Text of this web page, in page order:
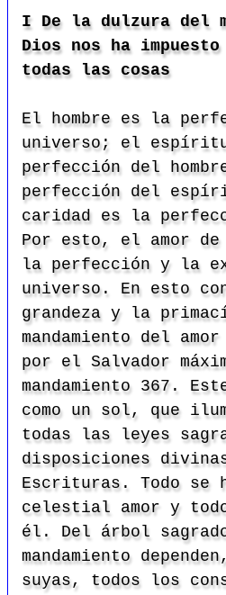
I De la dulzura del
Dios nos ha
todas las cosas
El hombre es la
universo; el
perfección del
perfección del
caridad es la
Por esto, el amor
la perfección y la
universo. En esto
grandeza y la
mandamiento del
por el Salvador
mandamiento 367.
como un sol, que
todas las leyes
disposiciones
Escrituras. Todo se
celestial amor y
él. Del árbol
mandamiento
suyas, todos los